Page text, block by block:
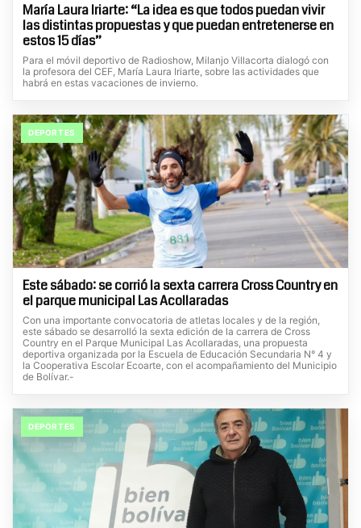
María Laura Iriarte: “La idea es que todos puedan vivir
las distintas propuestas y que puedan entretenerse en
estos 15 días”
Para el móvil deportivo de Radioshow, Milanjo Villacorta dialogó con
la profesora del CEF, María Laura Iriarte, sobre las actividades que
habrá en estas vacaciones de invierno.
DEPORTES
Este sábado: se corrió la sexta carrera Cross Country en
el parque municipal Las Acollaradas
Con una importante convocatoria de atletas locales y de la región,
este sábado se desarrolló la sexta edición de la carrera de Cross
Country en el Parque Municipal Las Acollaradas, una propuesta
deportiva organizada por la Escuela de Educación Secundaria N° 4 y
la Cooperativa Escolar Ecoarte, con el acompañamiento del Municipio
de Bolívar.-
DEPORTES